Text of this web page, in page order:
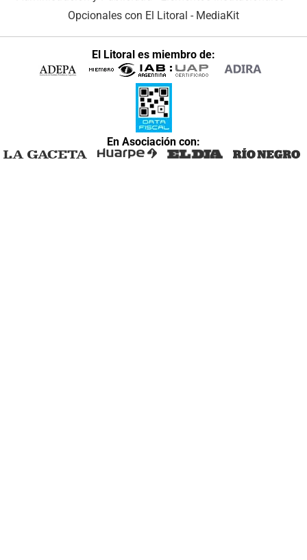
Opcionales con El Litoral - MediaKit
El Litoral es miembro de:
En Asociación con: